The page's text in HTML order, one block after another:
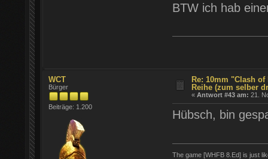
BTW ich hab
WCT
Bürger
Beiträge: 1.200
Re: 10mm "Clash
Reihe (zum selber
«Antwort #43 am: 21.
Hübsch, bin
The game [WHFB 8.Ed] is just